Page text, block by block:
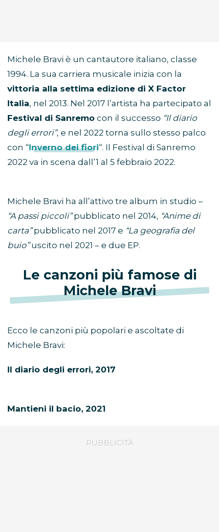
Michele Bravi è un cantautore italiano, classe
1994. La sua carriera musicale inizia con la
vittoria alla settima edizione di X Factor
Italia, nel 2013. Nel 2017 l’artista ha partecipato al
Festival di Sanremo con il successo “Il diario
degli errori”, e nel 2022 torna sullo stesso palco
con “Inverno dei fiori“. Il Festival di Sanremo
2022 va in scena dall’1 al 5 febbraio 2022.
Michele Bravi ha all’attivo tre album in studio –
“A passi piccoli”pubblicato nel 2014, “Anime di
carta”pubblicato nel 2017 e “La geografia del
buio”uscito nel 2021 – e due EP.
Le canzoni più famose di
Michele Bravi
Ecco le canzoni più popolari e ascoltate di
Michele Bravi:
Il diario degli errori, 2017
Mantieni il bacio, 2021